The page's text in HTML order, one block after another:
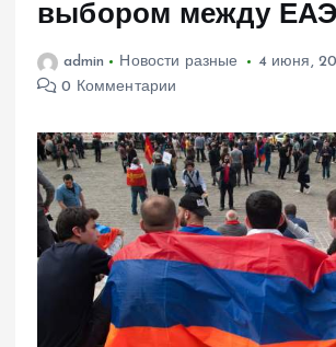
выбором между
admin Новости разные
4 июня,
0 Комментарии